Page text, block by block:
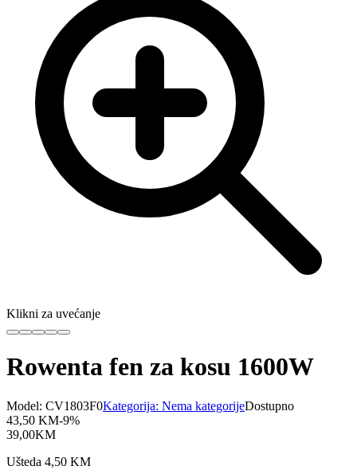
Klikni za uvećanje
Rowenta fen za kosu 1600W
Model: CV1803F0Kategorija: Nema kategorijeDostupno
43,50 KM-9%
39,00KM
Ušteda 4,50 KM